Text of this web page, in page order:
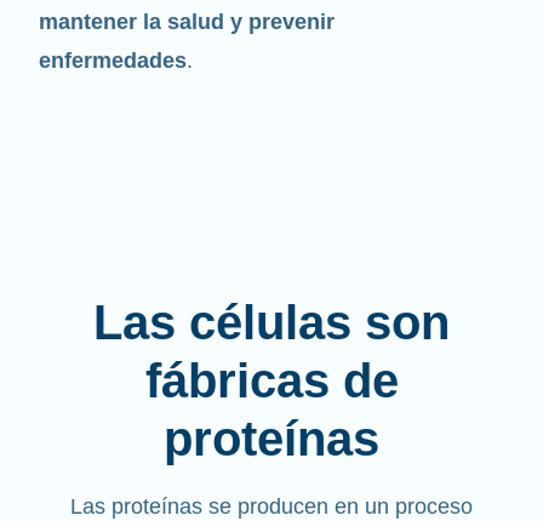
mantener la salud y prevenir
enfermedades.
Las células son
fábricas de
proteínas
Las proteínas se producen en un proceso